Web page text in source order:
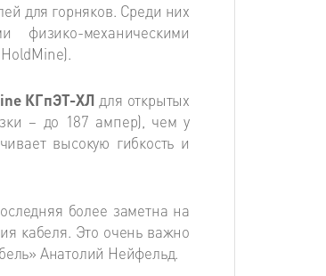
для горняков. Среди них
механическими
КГпЭТ-ХЛ для открытых
– до 187 ампер), чем у
высокую гибкость и
более заметна на
кабеля. Это очень важно
Анатолий Нейфельд.